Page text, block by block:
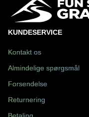
KUNDESERVICE
Kontakt os
Almindelige spørgsmål
Forsendelse
Returnering